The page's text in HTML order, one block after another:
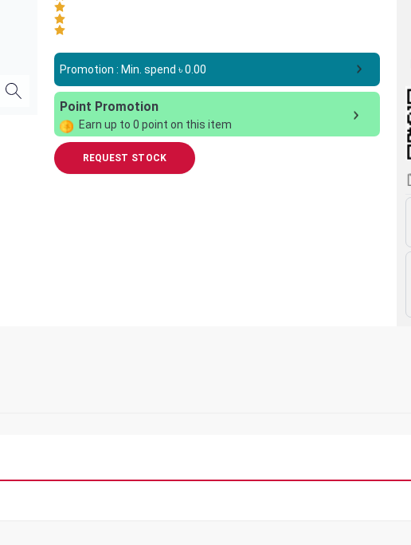
Promotion : Min. spend ৳0.00
Point Promotion
Earn up to 0 point on this item
REQUEST STOCK